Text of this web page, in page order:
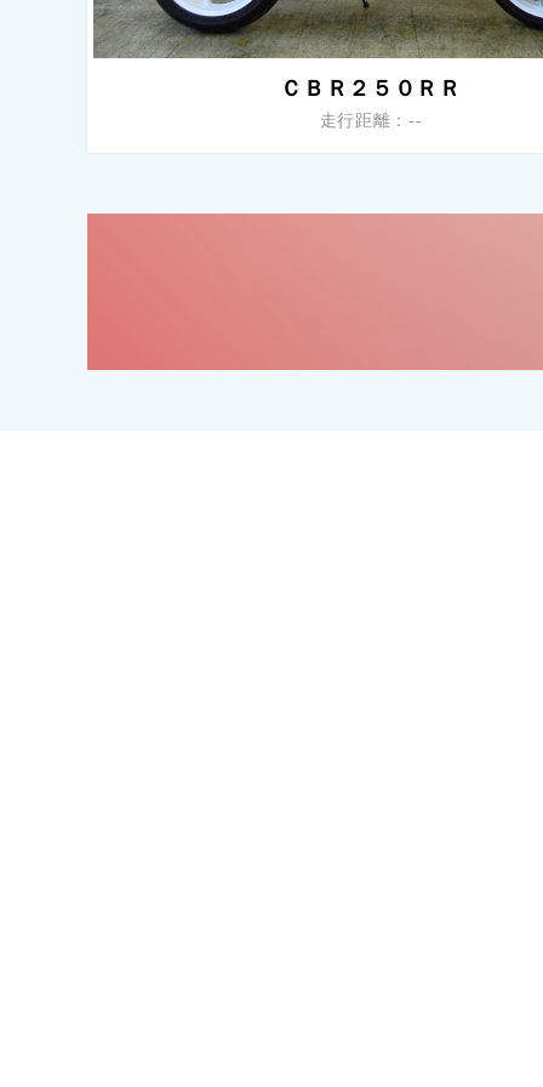
ＣＢＲ２５０ＲＲ
走行距離：--